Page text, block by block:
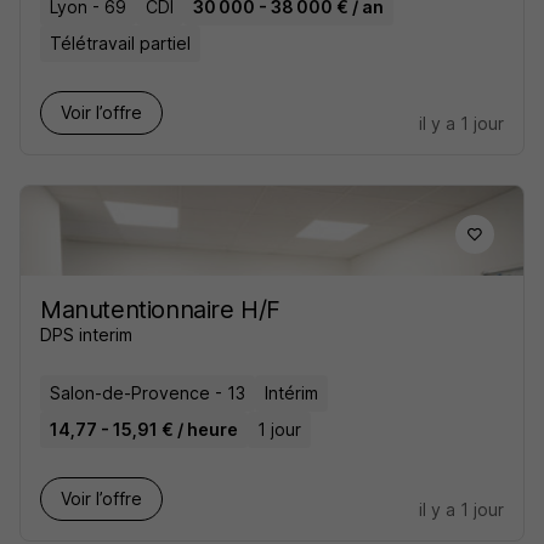
Lyon - 69 CDI
30 000 - 38 000 € / an
Télétravail partiel
Voir l’offre
il y a 1 jour
Manutentionnaire H/F
DPS interim
Salon-de-Provence - 13
Intérim
14,77 - 15,91 € / heure
1 jour
Voir l’offre
il y a 1 jour